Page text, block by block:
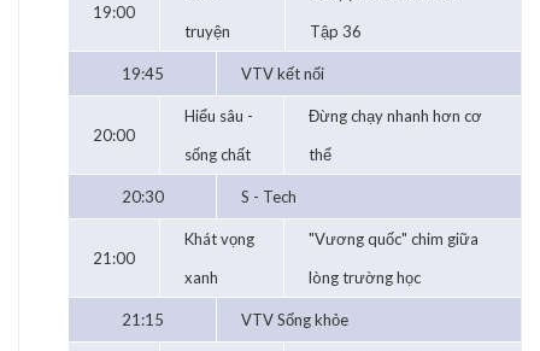
19:00
truyện
Tập 36
19:45 VTV kết nối
20:00
Hiểu sâu -
sống chất
Đừng chạy nhanh hơn cơ
thể
20:30 S - Tech
21:00
Khát vọng
xanh
"Vương quốc" chim giữa
lòng trường học
21:15 VTV Sống khỏe